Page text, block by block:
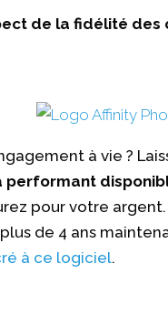
de la fidélité des
à vie ?
pour votre
de 4 ans
à ce logiciel.